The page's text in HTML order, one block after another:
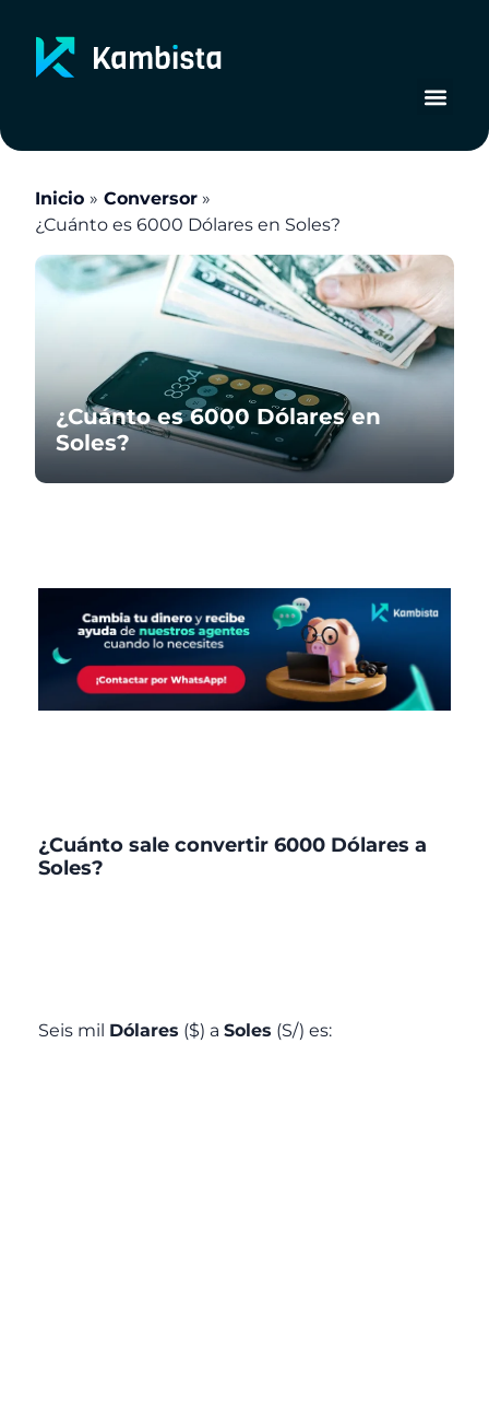
contenido
Inicio
Conversor
¿Cuánto es 6000 Dólares en Soles?
¿Cuánto es 6000 Dólares en
Soles?
¿Cuánto sale convertir 6000 Dólares a
Soles?
Seis mil Dólares ($) a Soles (S/) es: